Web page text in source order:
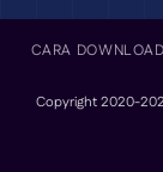
CARA DOWNLOAD
Copyright 2020-